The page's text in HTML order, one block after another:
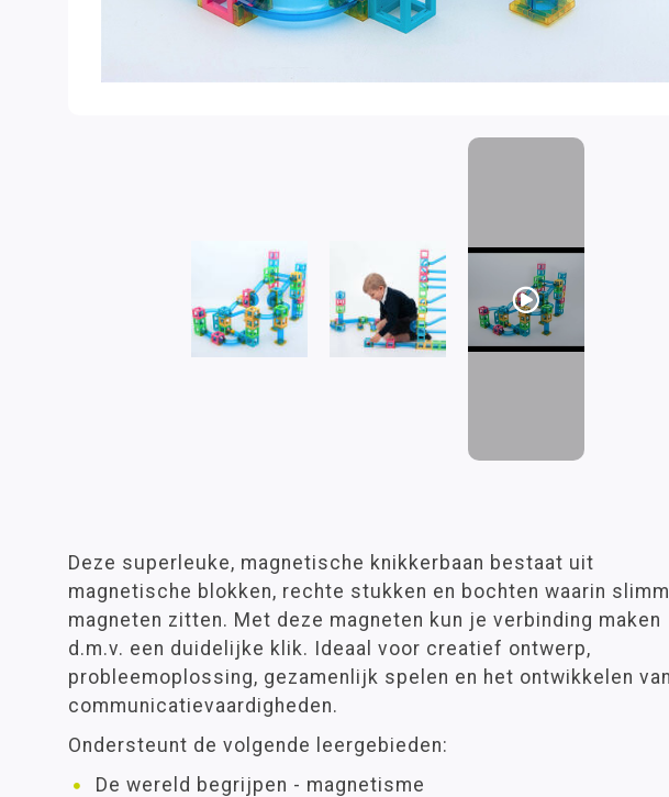
Deze superleuke, magnetische knikkerbaan bestaat uit
magnetische blokken, rechte stukken en bochten waarin
magneten zitten. Met deze magneten kun je verbinding maken
d.m.v. een duidelijke klik. Ideaal voor creatief ontwerp,
probleemoplossing, gezamenlijk spelen en het ontwikkelen van
communicatievaardigheden.
Ondersteunt de volgende leergebieden:
De wereld begrijpen - magnetisme